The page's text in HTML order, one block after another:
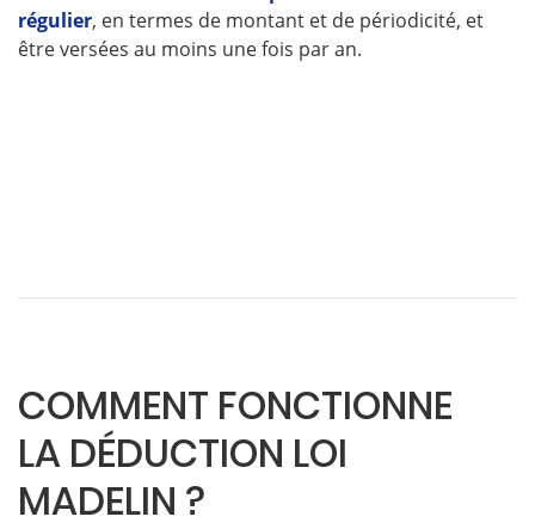
régulier, en termes de montant et de périodicité, et
être versées au moins une fois par an.
COMMENT FONCTIONNE
LA DÉDUCTION LOI
MADELIN ?